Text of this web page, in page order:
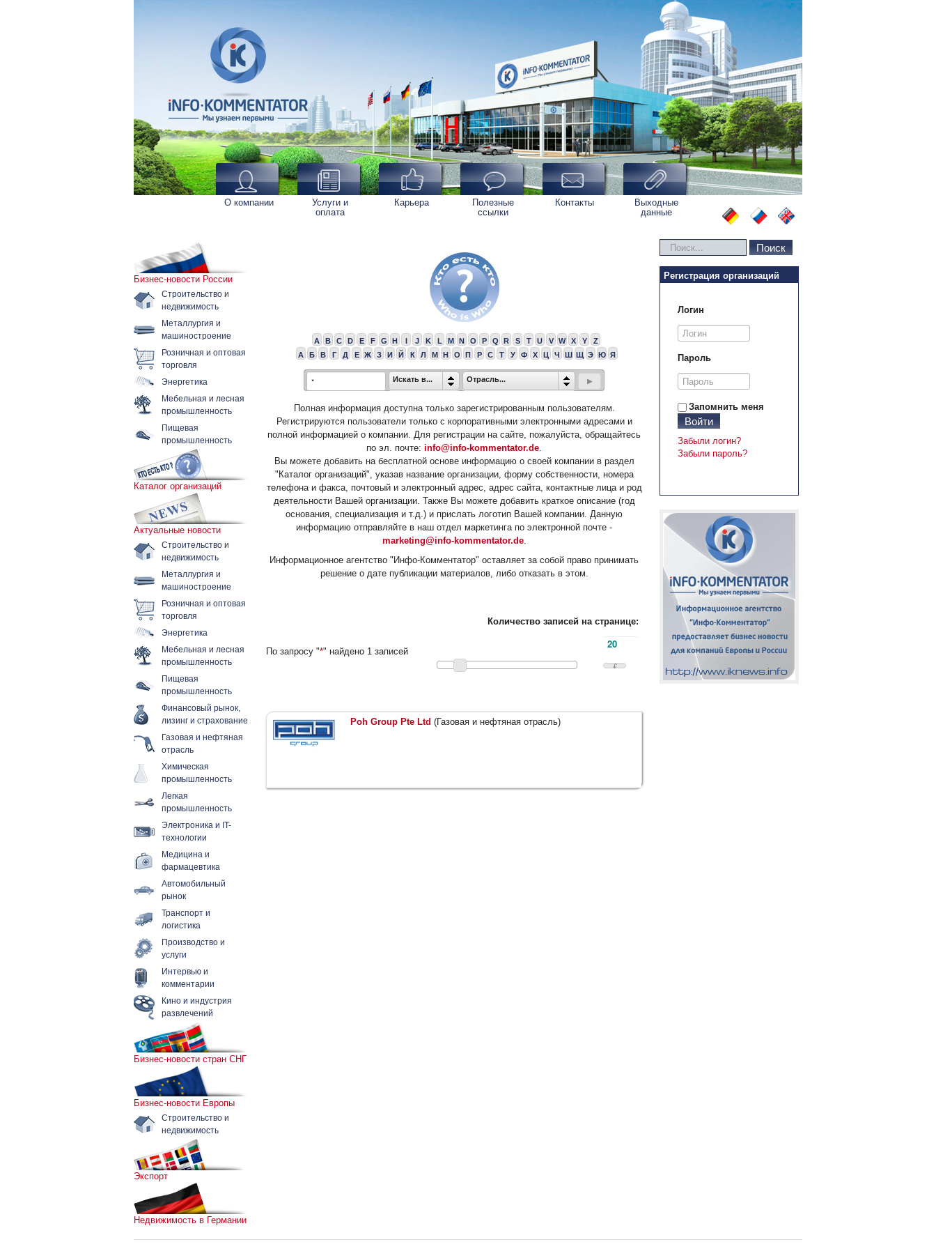
О компании
Услуги и
оплата
Карьера
Полезные
ссылки
Контакты
Выходные
данные
Бизнес-новости России
Строительство и
недвижимость
Металлургия и
машиностроение
Розничная и оптовая
торговля
Энергетика
Мебельная и лесная
промышленность
Пищевая
промышленность
Каталог организаций
Актуальные новости
Строительство и
недвижимость
Металлургия и
машиностроение
Розничная и оптовая
торговля
Энергетика
Мебельная и лесная
промышленность
Пищевая
промышленность
Финансовый рынок,
лизинг и страхование
Газовая и нефтяная
отрасль
Химическая
промышленность
Легкая
промышленность
Электроника и IT-
технологии
Медицина и
фармацевтика
Автомобильный
рынок
Транспорт и
логистика
Производство и
услуги
Интервью и
комментарии
Кино и индустрия
развлечений
Бизнес-новости стран СНГ
Бизнес-новости Европы
Строительство и
недвижимость
Экспорт
Недвижимость в Германии
A B C D E F G H I J K L M N O P Q R S T U V W X Y
Z
А
Б В Г Д Е Ж З И Й К Л М Н О П Р С Т У Ф Х Ц Ч Ш Щ Э Ю Я
Искать в... Отрасль...
Полная информация доступна только зарегистрированным пользователям.
Регистрируются пользователи только с корпоративными электронными адресами и
полной информацией о компании. Для регистрации на сайте, пожалуйста, обращайтесь
по эл. почте: info@info-kommentator.de.
Вы можете добавить на бесплатной основе информацию о своей компании в раздел
"Каталог организаций", указав название организации, форму собственности, номера
телефона и факса, почтовый и электронный адрес, адрес сайта, контактные лица и род
деятельности Вашей организации. Также Вы можете добавить краткое описание (год
основания, специализация и т.д.) и прислать логотип Вашей компании. Данную
информацию отправляйте в наш отдел маркетинга по электронной почте -
marketing@info-kommentator.de.
Информационное агентство "Инфо-Комментатор" оставляет за собой право принимать
решение о дате публикации материалов, либо отказать в этом.
По запросу "*" найдено 1 записей
Количество записей на странице:
Poh Group Pte Ltd (Газовая и нефтяная отрасль)
Искать... Поиск
Регистрация организаций
Логин
Пароль
Запомнить меня
Войти
Забыли логин?
Забыли пароль?